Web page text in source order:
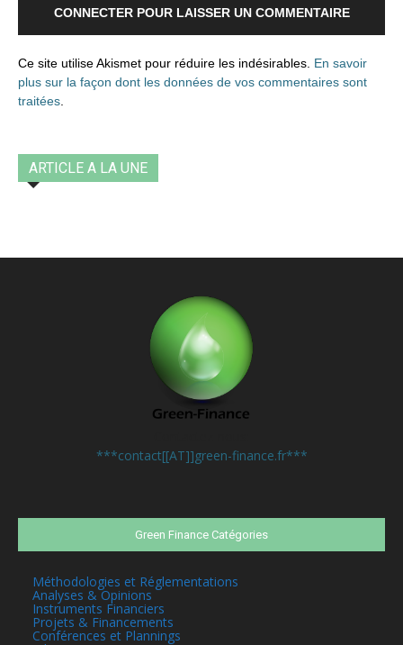
CONNECTER POUR LAISSER UN COMMENTAIRE
Ce site utilise Akismet pour réduire les indésirables. En savoir
plus sur la façon dont les données de vos commentaires sont
traitées.
ARTICLE A LA UNE
***contact[[AT]]green-finance.fr***
Green Finance Catégories
Méthodologies et Réglementations
Analyses & Opinions
Instruments Financiers
Projets & Financements
Conférences et Plannings